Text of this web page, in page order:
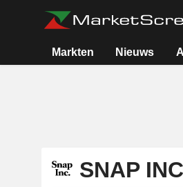
Markten Nieuws
SNAP